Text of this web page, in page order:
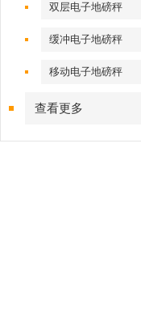
双层电子地磅秤
缓冲电子地磅秤
移动电子地磅秤
查看更多